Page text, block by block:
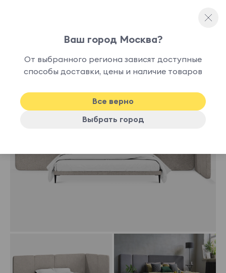
Хит
Ваш город Москва?
От выбранного региона зависят доступные
способы доставки, цены и наличие товаров
Все верно
Выбрать город